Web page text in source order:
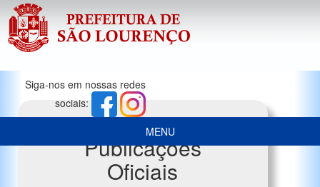
Siga-nos em nossas redes
sociais:
MENU
Publicações
Oficiais